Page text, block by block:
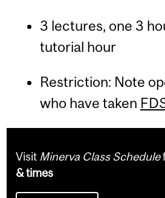
3 lectures, one 3
tutorial hour
Restriction: Note
who have taken
Visit Minerva Class Schedule
& times